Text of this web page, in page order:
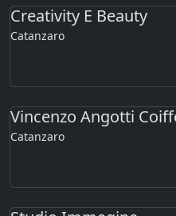
Creativity E Beauty
Catanzaro
Vincenzo Angotti
Catanzaro